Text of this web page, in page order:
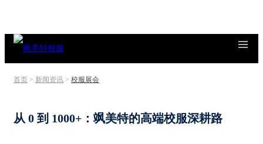
首页 > 新闻资讯 > 校服展会
从 0 到 1000+：飒美特的高端校服深耕路